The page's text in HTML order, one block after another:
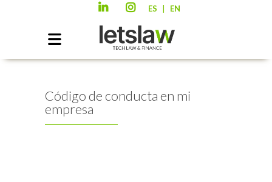
ES EN
Código de conducta en mi
empresa